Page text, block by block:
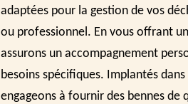
adaptées pour la gestion de vos
ou professionnel. En vous offrant
assurons un accompagnement
besoins spécifiques. Implantés
engageons à fournir des bennes